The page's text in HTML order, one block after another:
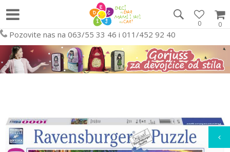
0
0
Pozovite nas na 063/55 33 46 i 011/452 92 40